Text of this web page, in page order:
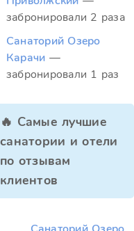
забронировали 2 раза
Санаторий Озеро
Карачи —
забронировали 1 раз
🔥 Самые лучшие
санатории и отели
по отзывам
клиентов